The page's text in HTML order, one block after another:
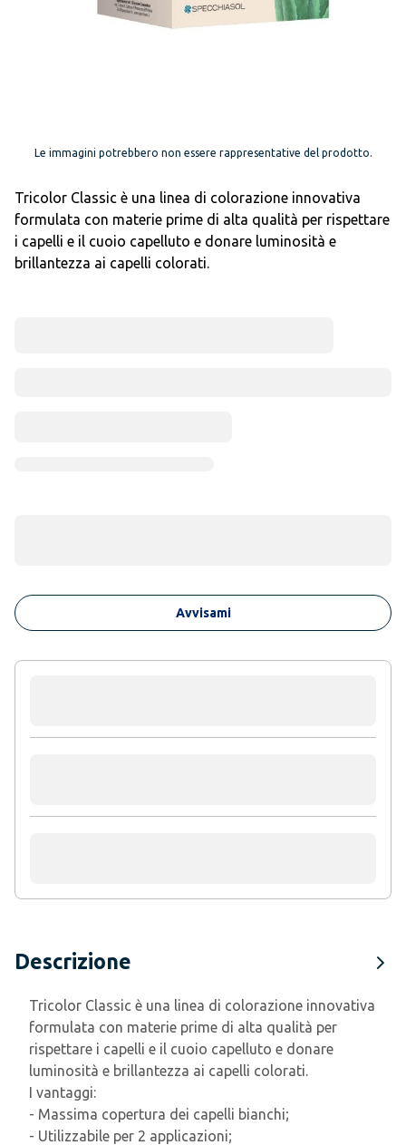
Le immagini potrebbero non essere rappresentative del prodotto.
Tricolor Classic è una linea di colorazione innovativa
formulata con materie prime di alta qualità per rispettare
i capelli e il cuoio capelluto e donare luminosità e
brillantezza ai capelli colorati.
Avvisami
Descrizione
Tricolor Classic è una linea di colorazione innovativa
formulata con materie prime di alta qualità per
rispettare i capelli e il cuoio capelluto e donare
luminosità e brillantezza ai capelli colorati.
I vantaggi:
- Massima copertura dei capelli bianchi;
- Utilizzabile per 2 applicazioni;